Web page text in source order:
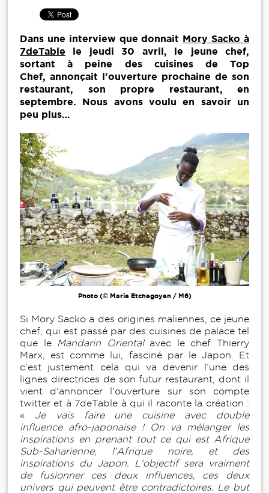
Dans une interview que donnait Mory Sacko à
7deTable le jeudi 30 avril, le jeune chef,
sortant à peine des cuisines de Top
Chef, annonçait l'ouverture prochaine de son
restaurant, son propre restaurant, en
septembre. Nous avons voulu en savoir un
peu plus…
Photo (© Marie Etchegoyen / M6)
Si Mory Sacko a des origines maliennes, ce jeune
chef, qui est passé par des cuisines de palace tel
que le
Mandarin Orientalavec le chef Thierry
Marx, est comme lui, fasciné par le Japon. Et
c’est justement cela qui va devenir l’une des
lignes directrices de son futur restaurant, dont il
vient d'annoncer l'ouverture sur son compte
twitter et à 7deTable à qui il raconte la création :
« Je vais faire une cuisine avec double
influence afro-japonaise ! On va mélanger les
inspirations en prenant tout ce qui est Afrique
Sub-Saharienne, l’Afrique noire, et des
inspirations du Japon. L’objectif sera vraiment
de fusionner ces deux influences, ces deux
univers qui peuvent être contradictoires. Le but